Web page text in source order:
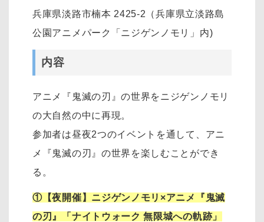
兵庫県淡路市楠本 2425-2（兵庫県立淡路島
公園アニメパーク「ニジゲンノモリ」内)
内容
アニメ『鬼滅の刃』の世界をニジゲンノモリ
の大自然の中に再現。
参加者は昼夜2つのイベントを通して、アニ
メ『鬼滅の刃』の世界を楽しむことができ
る。
①【夜開催】ニジゲンノモリ×アニメ『鬼滅
の刃』「ナイトウォーク 無限城への軌跡」